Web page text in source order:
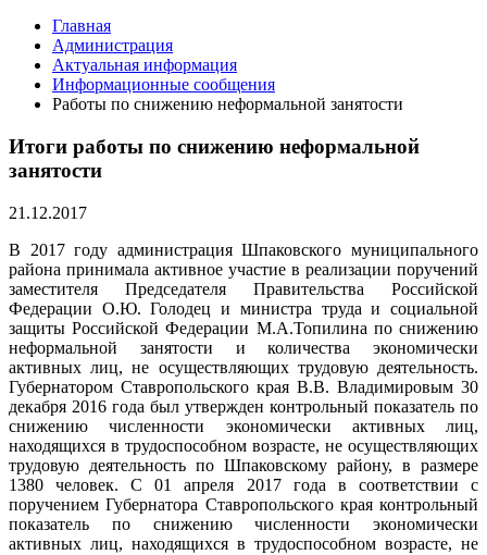
Главная
Администрация
Актуальная информация
Информационные сообщения
Работы по снижению неформальной занятости
Итоги работы по снижению неформальной
занятости
21.12.2017
В 2017 году администрация Шпаковского муниципального
района принимала активное участие в реализации поручений
заместителя Председателя Правительства Российской
Федерации О.Ю. Голодец и министра труда и социальной
защиты Российской Федерации М.А.Топилина по снижению
неформальной занятости и количества экономически
активных лиц, не осуществляющих трудовую деятельность.
Губернатором Ставропольского края В.В. Владимировым 30
декабря 2016 года был утвержден контрольный показатель по
снижению численности экономически активных лиц,
находящихся в трудоспособном возрасте, не осуществляющих
трудовую деятельность по Шпаковскому району, в размере
1380 человек. С 01 апреля 2017 года в соответствии с
поручением Губернатора Ставропольского края контрольный
показатель по снижению численности экономически
активных лиц, находящихся в трудоспособном возрасте, не